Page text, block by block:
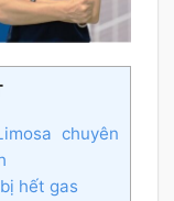
chuyên
hết gas